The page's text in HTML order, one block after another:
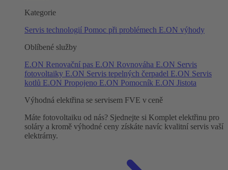
Kategorie
Servis technologií Pomoc při problémech E.ON výhody
Oblíbené služby
E.ON Renovační pas E.ON Rovnováha E.ON Servis
fotovoltaiky E.ON Servis tepelných čerpadel E.ON Servis
kotlů E.ON Propojeno E.ON Pomocník E.ON Jistota
Výhodná elektřina se servisem FVE v ceně
Máte fotovoltaiku od nás? Sjednejte si Komplet elektřinu pro
soláry a kromě výhodné ceny získáte navíc kvalitní servis vaší
elektrárny.